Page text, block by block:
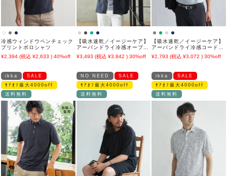
冷感ウィンドウペンチェック
プリントポロシャツ
2,394
2,633 40%off
【吸水速乾／イージーケア】
アーバンドライ冷感オープン
ポロシャツ
3,493 3,842 30%off
【吸水速乾／イージーケア】
アーバンドライ冷感コードレ
ーンポロシャツ
2,793 3,072 30%off
ikka
SALE
ﾓｱｵﾌ最大4000off
送料無料
NO NEED
SALE
ﾓｱｵﾌ最大4000off
送料無料
ikka
SALE
ﾓｱｵﾌ最大4000off
送料無料